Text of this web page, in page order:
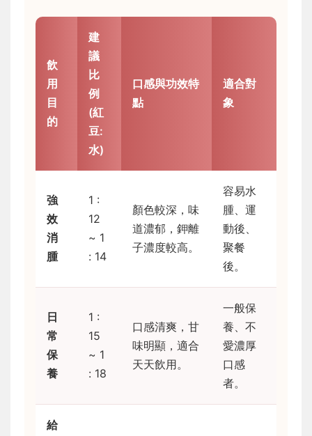
飲
用
目
的
建
議
比
例
(紅
豆:
水)
口感與功效特
點
適合對
象
強
效
消
腫
1 :
12
~ 1
: 14
顏色較深，味
道濃郁，鉀離
子濃度較高。
容易水
腫、運
動後、
聚餐
後。
日
常
保
養
1 :
15
~ 1
: 18
口感清爽，甘
味明顯，適合
天天飲用。
一般保
養、不
愛濃厚
口感
者。
給